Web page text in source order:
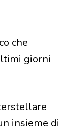
che
giorni
insieme di